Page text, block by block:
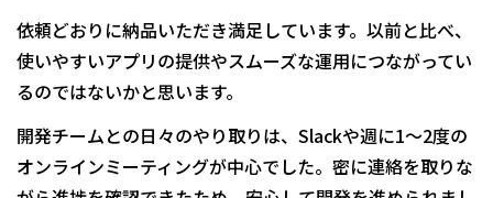
依頼どおりに納品いただき満足しています。以前と比べ、
使いやすいアプリの提供やスムーズな運用につながってい
るのではないかと思います。
開発チームとの日々のやり取りは、Slackや週に1～2度の
オンラインミーティングが中心でした。密に連絡を取りな